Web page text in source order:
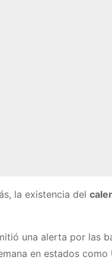
la existencia del
una alerta por las
en estados como